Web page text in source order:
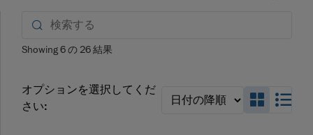
Showing6の 26結果
オプションを選択してくだ
さい: